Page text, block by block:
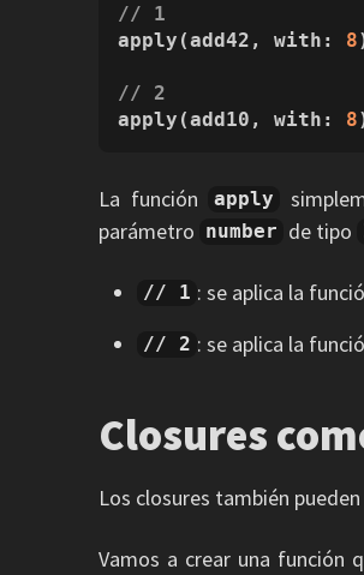
// 1
apply(add42, with: 8
// 2
apply(add10, with: 8
La función apply
parámetro number de tipo
// 1 : se aplica la
// 2 : se aplica la
Closures
Los closures también
Vamos a crear una función